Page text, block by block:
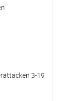
3-19